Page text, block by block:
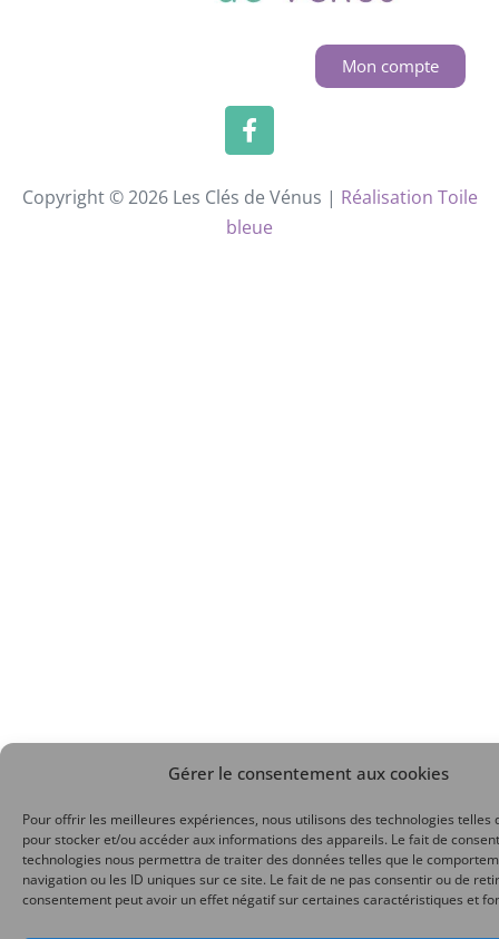
Gérer le consentement aux cookies
Pour offrir les meilleures expériences, nous utilisons des technologies telles
pour stocker et/ou accéder aux informations des appareils. Le fait de
technologies nous permettra de traiter des données telles que le
navigation ou les ID uniques sur ce site. Le fait de ne pas consentir ou de
consentement peut avoir un effet négatif sur certaines caractéristiques et
Mon compte
Copyright © 2026 Les Clés de Vénus | Réalisation Toile
bleue